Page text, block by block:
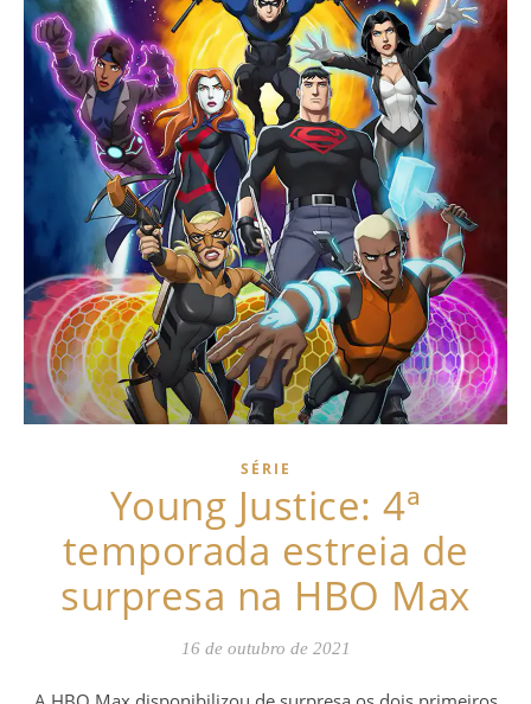
SÉRIE
Young Justice: 4ª
temporada estreia de
surpresa na HBO Max
16 de outubro de 2021